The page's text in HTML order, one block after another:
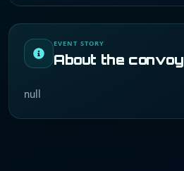
EVENT STORY
About the convoy
null